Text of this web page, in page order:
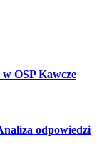
OSP Kawcze
odpowiedzi